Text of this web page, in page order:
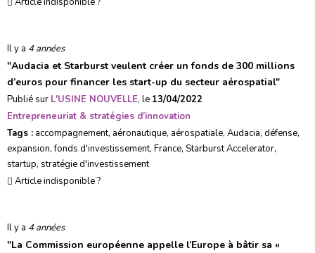
Il y a 4 années
"Audacia et Starburst veulent créer un fonds de 300 millions
d’euros pour financer les start-up du secteur aérospatial"
Publié sur L'USINE NOUVELLE, le 13/04/2022
Entrepreneuriat & stratégies d’innovation
Tags : accompagnement, aéronautique, aérospatiale, Audacia, défense,
expansion,fonds d'investissement, France, Starburst Accelerator,
startup, stratégie d'investissement
Article indisponible ?
Il y a 4 années
"La Commission européenne appelle l’Europe à bâtir sa «